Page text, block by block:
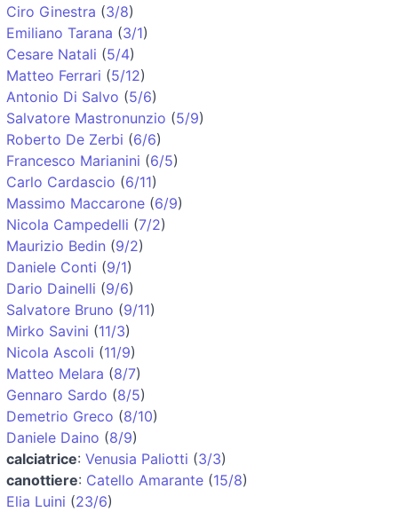
Ciro Ginestra (3/8)
Emiliano Tarana (3/1)
Cesare Natali (5/4)
Matteo Ferrari (5/12)
Antonio Di Salvo (5/6)
Salvatore Mastronunzio (5/9)
Roberto De Zerbi (6/6)
Francesco Marianini (6/5)
Carlo Cardascio (6/11)
Massimo Maccarone (6/9)
Nicola Campedelli (7/2)
Maurizio Bedin (9/2)
Daniele Conti (9/1)
Dario Dainelli (9/6)
Salvatore Bruno (9/11)
Mirko Savini (11/3)
Nicola Ascoli (11/9)
Matteo Melara (8/7)
Gennaro Sardo (8/5)
Demetrio Greco (8/10)
Daniele Daino (8/9)
calciatrice: Venusia Paliotti (3/3)
canottiere: Catello Amarante (15/8)
Elia Luini (23/6)